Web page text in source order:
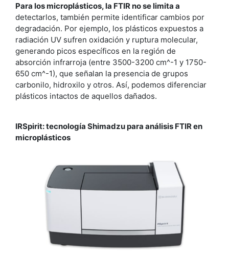
Para los microplásticos, la FTIR no se limita a
detectarlos, también permite identificar cambios por
degradación. Por ejemplo, los plásticos expuestos a
radiación UV sufren oxidación y ruptura molecular,
generando picos específicos en la región de
absorción infrarroja (entre 3500-3200 cm^-1 y 1750-
650 cm^-1), que señalan la presencia de grupos
carbonilo, hidroxilo y otros. Así, podemos diferenciar
plásticos intactos de aquellos dañados.
IRSpirit: tecnología Shimadzu para análisis FTIR en
microplásticos